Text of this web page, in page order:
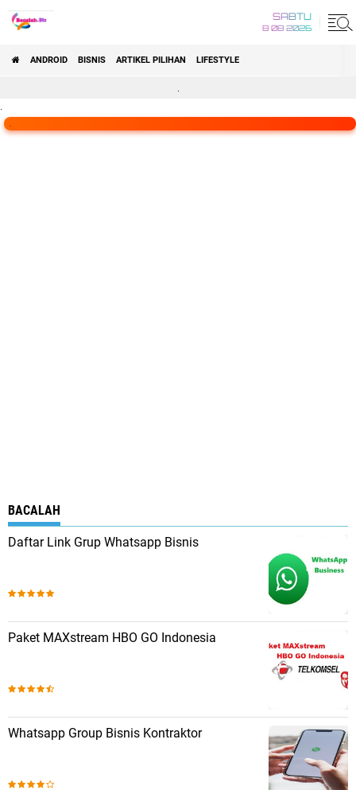
SABTU
8 08 2026
ANDROID BISNIS ARTIKEL PILIHAN LIFESTYLE
BACALAH
Daftar Link Grup Whatsapp Bisnis
Paket MAXstream HBO GO Indonesia
Whatsapp Group Bisnis Kontraktor